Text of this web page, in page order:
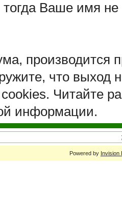
Ваше имя не
производится
что выход
Читайте
информации.
Powered by Invision